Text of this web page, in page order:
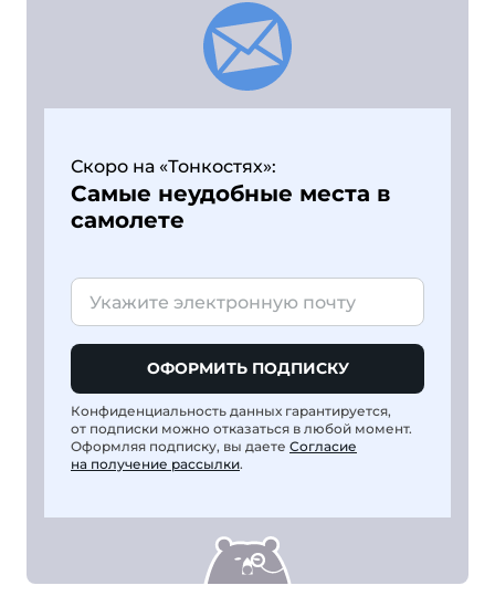
Скоро на «Тонкостях»:
Самые неудобные места в
самолете
ОФОРМИТЬ ПОДПИСКУ
Конфиденциальность данных гарантируется,
от подписки можно отказаться в любой момент.
Оформляя подписку, вы даете Согласие
на получение рассылки.